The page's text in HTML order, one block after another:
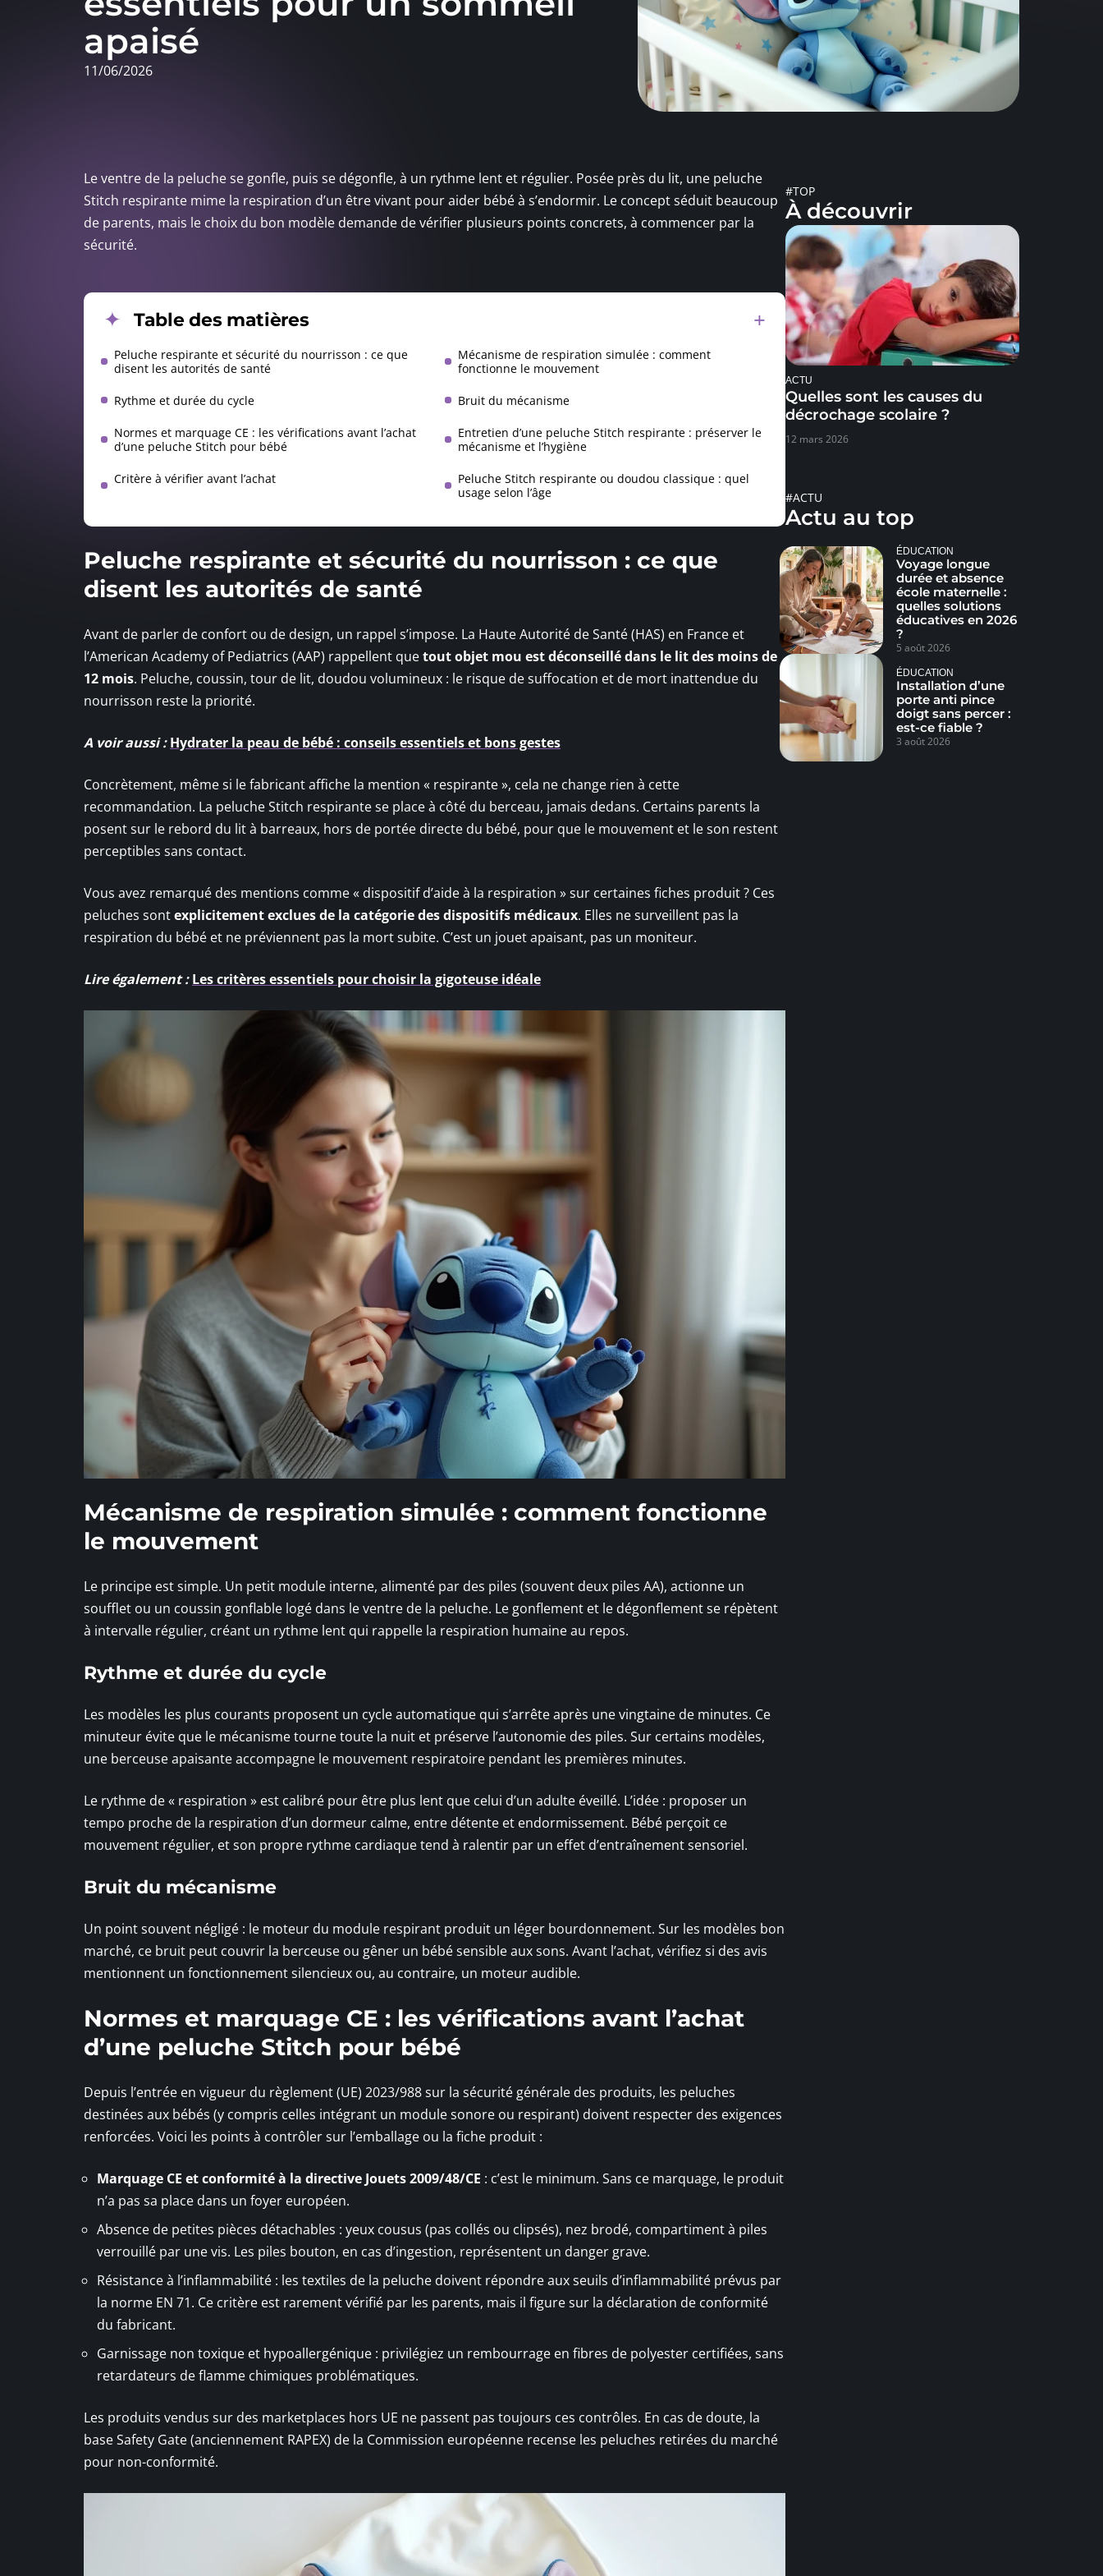
apaisé
11/06/2026
Le ventre de la peluche se gonfle, puis se dégonfle, à un rythme lent et régulier. Posée près du lit, une peluche
Stitch respirante mime la respiration d’un être vivant pour aider bébé à s’endormir. Le concept séduit beaucoup
de parents, mais le choix du bon modèle demande de vérifier plusieurs points concrets, à commencer par la
sécurité.
Table des matières
Peluche respirante et sécurité du nourrisson : ce que
disent les autorités de santé
Mécanisme de respiration simulée : comment
fonctionne le mouvement
Rythme et durée du cycle Bruit du mécanisme
Normes et marquage CE : les vérifications avant l’achat
d’une peluche Stitch pour bébé
Entretien d’une peluche Stitch respirante : préserver le
mécanisme et l’hygiène
Critère à vérifier avant l’achat
Peluche Stitch respirante ou doudou classique : quel
usage selon l’âge
Peluche respirante et sécurité du nourrisson : ce que
disent les autorités de santé
Avant de parler de confort ou de design, un rappel s’impose. La Haute Autorité de Santé (HAS) en France et
l’American Academy of Pediatrics (AAP) rappellent quetout objet mou est déconseillé dans le lit des moins de
12 mois. Peluche, coussin, tour de lit, doudou volumineux : le risque de suffocation et de mort inattendue du
nourrisson reste la priorité.
A voir aussi : Hydrater la peau de bébé : conseils essentiels et bons gestes
Concrètement, même si le fabricant affiche la mention « respirante », cela ne change rien à cette
recommandation. La peluche Stitch respirante se place à côté du berceau, jamais dedans. Certains parents la
posent sur le rebord du lit à barreaux, hors de portée directe du bébé, pour que le mouvement et le son restent
perceptibles sans contact.
Vous avez remarqué des mentions comme « dispositif d’aide à la respiration » sur certaines fiches produit ? Ces
peluches sontexplicitement exclues de la catégorie des dispositifs médicaux. Elles ne surveillent pas la
respiration du bébé et ne préviennent pas la mort subite. C’est un jouet apaisant, pas un moniteur.
Lire également : Les critères essentiels pour choisir la gigoteuse idéale
Mécanisme de respiration simulée : comment fonctionne
le mouvement
Le principe est simple. Un petit module interne, alimenté par des piles (souvent deux piles AA), actionne un
soufflet ou un coussin gonflable logé dans le ventre de la peluche. Le gonflement et le dégonflement se répètent
à intervalle régulier, créant un rythme lent qui rappelle la respiration humaine au repos.
Rythme et durée du cycle
Les modèles les plus courants proposent un cycle automatique qui s’arrête après une vingtaine de minutes. Ce
minuteur évite que le mécanisme tourne toute la nuit et préserve l’autonomie des piles. Sur certains modèles,
une berceuse apaisante accompagne le mouvement respiratoire pendant les premières minutes.
Le rythme de « respiration » est calibré pour être plus lent que celui d’un adulte éveillé. L’idée : proposer un
tempo proche de la respiration d’un dormeur calme, entre détente et endormissement. Bébé perçoit ce
mouvement régulier, et son propre rythme cardiaque tend à ralentir par un effet d’entraînement sensoriel.
Bruit du mécanisme
Un point souvent négligé : le moteur du module respirant produit un léger bourdonnement. Sur les modèles bon
marché, ce bruit peut couvrir la berceuse ou gêner un bébé sensible aux sons. Avant l’achat, vérifiez si des avis
mentionnent un fonctionnement silencieux ou, au contraire, un moteur audible.
Normes et marquage CE : les vérifications avant l’achat
d’une peluche Stitch pour bébé
Depuis l’entrée en vigueur du règlement (UE) 2023/988 sur la sécurité générale des produits, les peluches
destinées aux bébés (y compris celles intégrant un module sonore ou respirant) doivent respecter des exigences
renforcées. Voici les points à contrôler sur l’emballage ou la fiche produit :
Marquage CE et conformité à la directive Jouets 2009/48/CE : c’est le minimum. Sans ce marquage, le produit
n’a pas sa place dans un foyer européen.
Absence de petites pièces détachables : yeux cousus (pas collés ou clipsés), nez brodé, compartiment à piles
verrouillé par une vis. Les piles bouton, en cas d’ingestion, représentent un danger grave.
Résistance à l’inflammabilité : les textiles de la peluche doivent répondre aux seuils d’inflammabilité prévus par
la norme EN 71. Ce critère est rarement vérifié par les parents, mais il figure sur la déclaration de conformité
du fabricant.
Garnissage non toxique et hypoallergénique : privilégiez un rembourrage en fibres de polyester certifiées, sans
retardateurs de flamme chimiques problématiques.
Les produits vendus sur des marketplaces hors UE ne passent pas toujours ces contrôles. En cas de doute, la
base Safety Gate (anciennement RAPEX) de la Commission européenne recense les peluches retirées du marché
pour non-conformité.
#TOP
À découvrir
ACTU
Quelles sont les causes du
décrochage scolaire ?
12 mars 2026
#ACTU
Actu au top
ÉDUCATION
Voyage longue
durée et absence
école maternelle :
quelles solutions
éducatives en 2026
?
5 août 2026
ÉDUCATION
Installation d’une
porte anti pince
doigt sans percer :
est-ce fiable ?
3 août 2026